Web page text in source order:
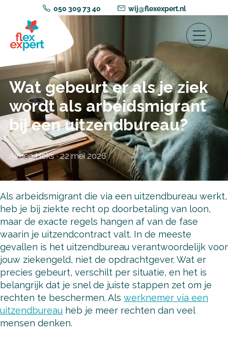
050 309 73 40 wij@flexexpert.nl
Wat gebeurt er als je ziek
wordt als arbeidsmigrant
bij een uitzendbureau?
Aimée Hoks·22 mei 2026
Als arbeidsmigrant die via een uitzendbureau werkt,
heb je bij ziekte recht op doorbetaling van loon,
maar de exacte regels hangen af van de fase
waarin je uitzendcontract valt. In de meeste
gevallen is het uitzendbureau verantwoordelijk voor
jouw ziekengeld, niet de opdrachtgever. Wat er
precies gebeurt, verschilt per situatie, en het is
belangrijk dat je snel de juiste stappen zet om je
rechten te beschermen. Als werknemer via een
uitzendbureau heb je meer rechten dan veel
mensen denken.